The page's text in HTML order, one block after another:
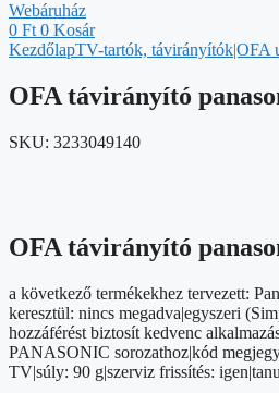
Webáruház
0 Ft 0 Kosár
KezdőlapTV-tartók, távirányítók|OFA
OFA távirányító
SKU: 3233049140
OFA távirányító
a következő termékekhez tervezett:
keresztül: nincs megadva|egyszeri
hozzáférést biztosít kedvenc
PANASONIC sorozathoz|kód
TV|súly: 90 g|szerviz frissítés: